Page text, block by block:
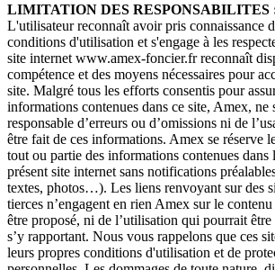
LIMITATION DES RESPONSABILITES
L'utilisateur reconnaît avoir pris connaissance
conditions d'utilisation et s'engage à les
site internet www.amex-foncier.fr reconnaît
compétence et des moyens nécessaires pour
site. Malgré tous les efforts consentis pour
informations contenues dans ce site, Amex, ne
responsable d’erreurs ou d’omissions ni de
être fait de ces informations. Amex se réserve
tout ou partie des informations contenues dans
présent site internet sans notifications
textes, photos…). Les liens renvoyant sur des
tierces n’engagent en rien Amex sur le
être proposé, ni de l’utilisation qui pourrait être
s’y rapportant. Nous vous rappelons que ces
leurs propres conditions d'utilisation et de